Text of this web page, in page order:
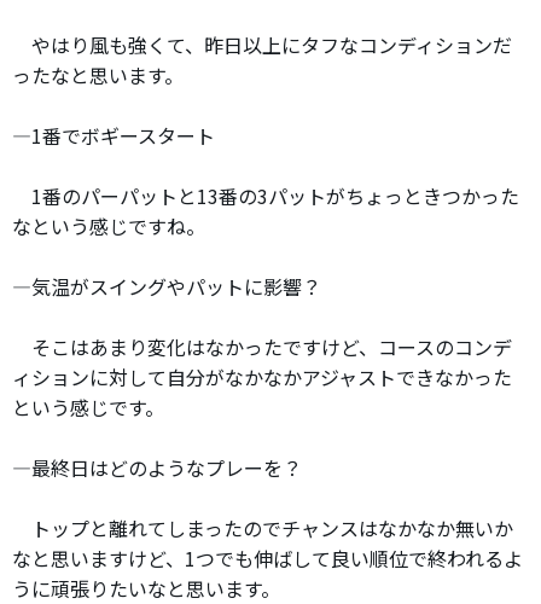
やはり風も強くて、昨日以上にタフなコンディションだ
ったなと思います。
―1番でボギースタート
1番のパーパットと13番の3パットがちょっときつかった
なという感じですね。
―気温がスイングやパットに影響？
そこはあまり変化はなかったですけど、コースのコンデ
ィションに対して自分がなかなかアジャストできなかった
という感じです。
―最終日はどのようなプレーを？
トップと離れてしまったのでチャンスはなかなか無いか
なと思いますけど、1つでも伸ばして良い順位で終われるよ
うに頑張りたいなと思います。